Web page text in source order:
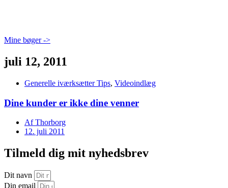
Mine bøger ->
juli 12, 2011
Generelle iværksætter Tips, Videoindlæg
Dine kunder er ikke dine venner
AfThorborg
12. juli 2011
Tilmeld dig mit nyhedsbrev
Dit navn
Din email